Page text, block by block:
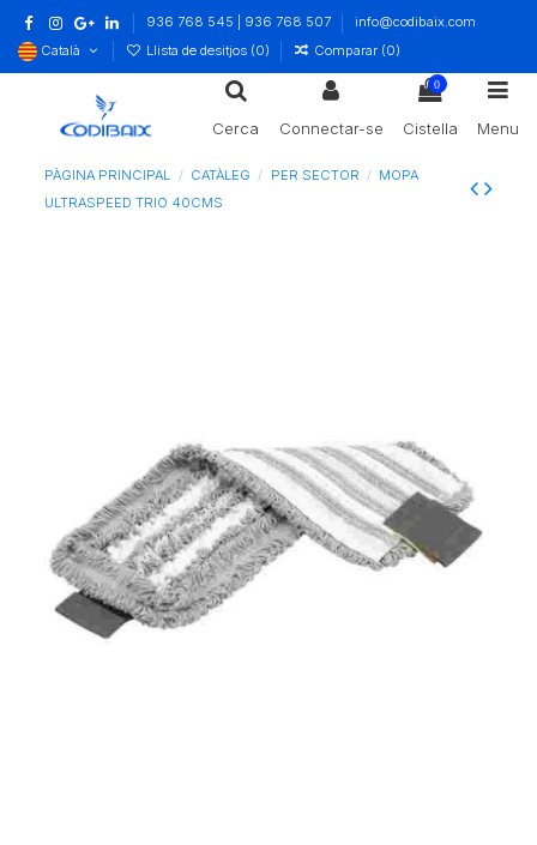
936 768 545 | 936 768 507
info@codibaix.com
Català
Llista de desitjos (0) Comparar (0)
Cerca Connectar-se
0
Cistella Menu
PÀGINA PRINCIPAL CATÀLEG PER SECTOR
MOPA
ULTRASPEED TRIO 40CMS